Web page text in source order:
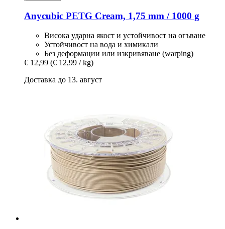
Anycubic PETG Cream, 1,75 mm / 1000 g
Висока ударна якост и устойчивост на огъване
Устойчивост на вода и химикали
Без деформации или изкривяване (warping)
€ 12,99 (€ 12,99 / kg)
Доставка до 13. август